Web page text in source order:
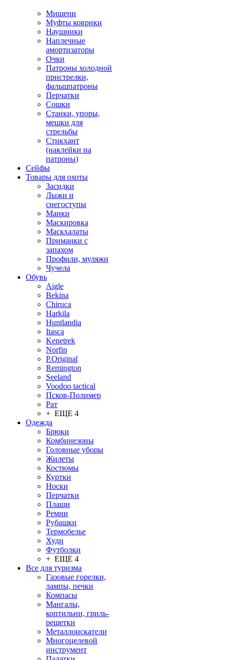
Мишени
Муфты коврики
Наушники
Наплечные
амортизаторы
Очки
Патроны холодной
пристрелки,
фальшпатроны
Перчатки
Сошки
Станки, упоры,
мешки для
стрельбы
Стикхант
(наклейки на
патроны)
Сейфы
Товары для охоты
Засидки
Лыжи и
снегоступы
Манки
Маскировка
Маскхалаты
Приманки с
запахом
Профили, муляжи
Чучела
Обувь
Aigle
Bekina
Chiruсa
Harkila
Huntlandia
Itasca
Kenetrek
Norfin
P.Original
Remington
Seeland
Voodoo tactical
Псков-Полимер
Рат
+ ЕЩЕ 4
Одежда
Брюки
Комбинезоны
Головные уборы
Жилеты
Костюмы
Куртки
Носки
Перчатки
Плащи
Ремни
Рубашки
Термобелье
Худи
Футболки
+ ЕЩЕ 4
Все для туризма
Газовые горелки,
лампы, печки
Компасы
Мангалы,
коптильни, гриль-
решетки
Металлоискатели
Многоцелевой
инструмент